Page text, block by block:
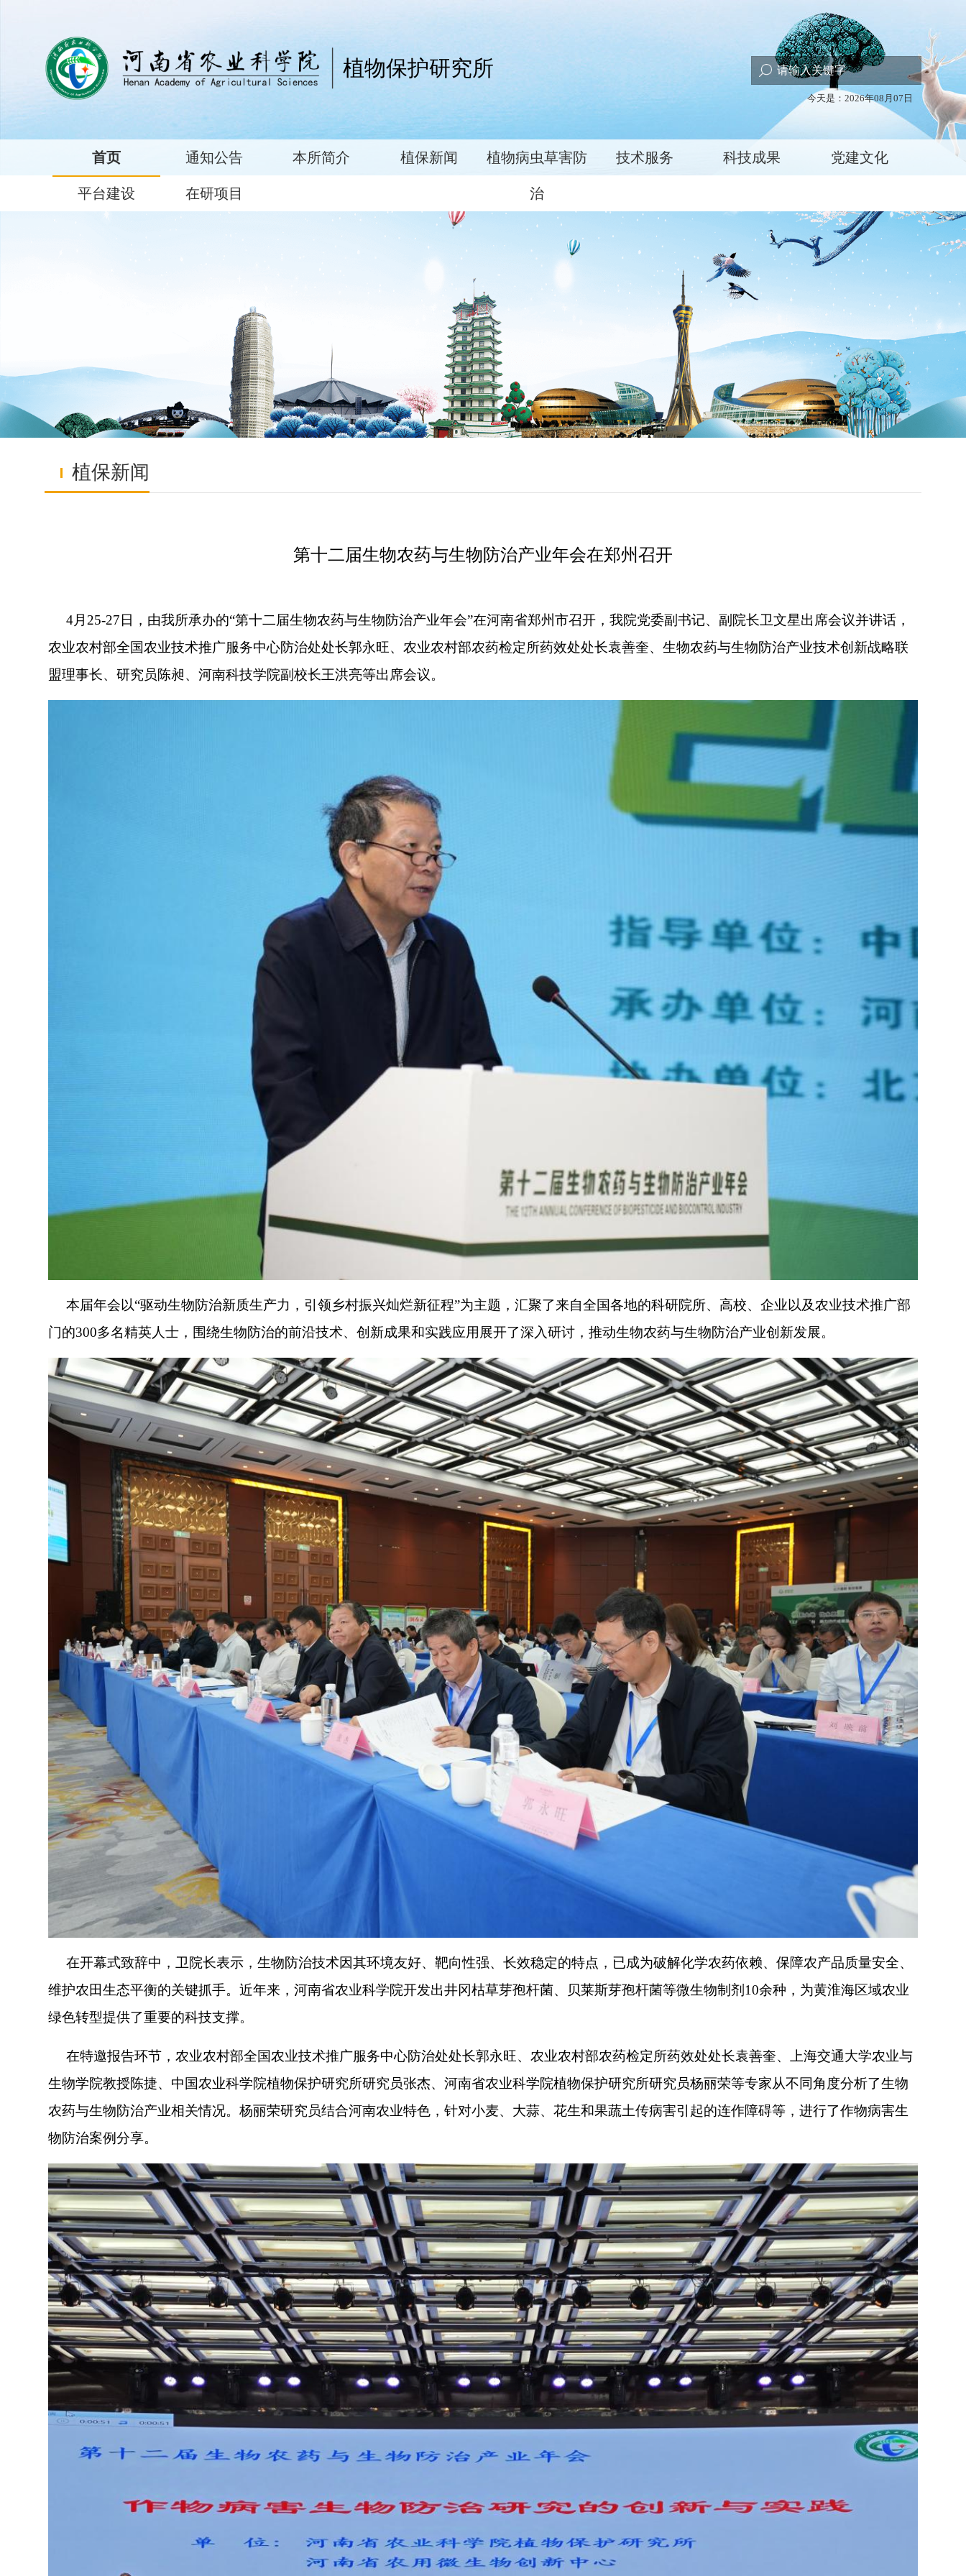
植物保护研究所
今天是：2026年08月07日
首页 通知公告 本所简介 植保新闻 植物病虫草害防
治
技术服务 科技成果 党建文化
平台建设 在研项目
植保新闻
第十二届生物农药与生物防治产业年会在郑州召开
4月25-27日，由我所承办的“第十二届生物农药与生物防治产业年会”在河南省郑州市召开，我院党委副书记、副院长卫文星出席会议并讲话，
农业农村部全国农业技术推广服务中心防治处处长郭永旺、农业农村部农药检定所药效处处长袁善奎、生物农药与生物防治产业技术创新战略联
盟理事长、研究员陈昶、河南科技学院副校长王洪亮等出席会议。
本届年会以“驱动生物防治新质生产力，引领乡村振兴灿烂新征程”为主题，汇聚了来自全国各地的科研院所、高校、企业以及农业技术推广部
门的300多名精英人士，围绕生物防治的前沿技术、创新成果和实践应用展开了深入研讨，推动生物农药与生物防治产业创新发展。
在开幕式致辞中，卫院长表示，生物防治技术因其环境友好、靶向性强、长效稳定的特点，已成为破解化学农药依赖、保障农产品质量安全、
维护农田生态平衡的关键抓手。近年来，河南省农业科学院开发出井冈枯草芽孢杆菌、贝莱斯芽孢杆菌等微生物制剂10余种，为黄淮海区域农业
绿色转型提供了重要的科技支撑。
在特邀报告环节，农业农村部全国农业技术推广服务中心防治处处长郭永旺、农业农村部农药检定所药效处处长袁善奎、上海交通大学农业与
生物学院教授陈捷、中国农业科学院植物保护研究所研究员张杰、河南省农业科学院植物保护研究所研究员杨丽荣等专家从不同角度分析了生物
农药与生物防治产业相关情况。杨丽荣研究员结合河南农业特色，针对小麦、大蒜、花生和果蔬土传病害引起的连作障碍等，进行了作物病害生
物防治案例分享。